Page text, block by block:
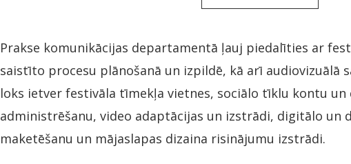
Prakse komunikācijas departamentā ļauj piedalīties ar
saistīto procesu plānošanā un izpildē, kā arī audiovizuālā
loks ietver festivāla tīmekļa vietnes, sociālo tīklu kontu
administrēšanu, video adaptācijas un izstrādi, digitālo un
maketēšanu un mājaslapas dizaina risinājumu izstrādi.